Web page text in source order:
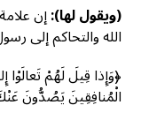
(ويقول لها):إن
الله والتحاكم إلى
﴿وَإِذا قِيلَ لَهُمْ
الْمُنافِقِينَ يَصُدُّونَ